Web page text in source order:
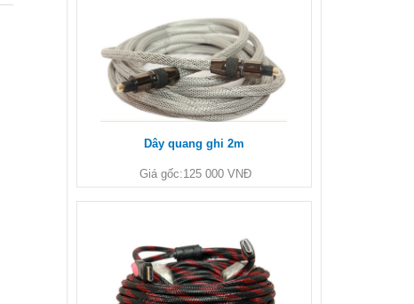
Dây quang ghi 2m
Giá gốc:125 000 VNĐ